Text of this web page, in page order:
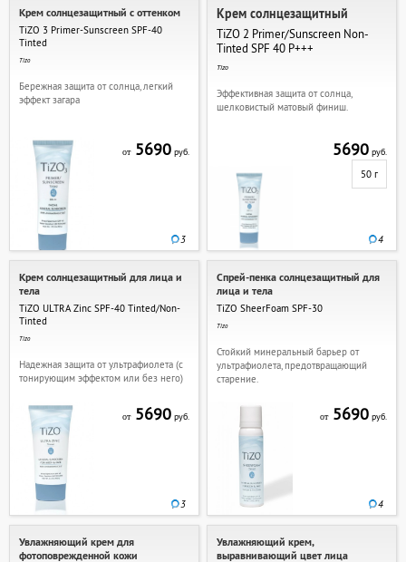
Крем солнцезащитный с оттенком
TiZO 3 Primer-Sunscreen SPF-40
Tinted
Tizo
Бережная защита от солнца, легкий
эффект загара
от5690руб.
3
Крем солнцезащитный
TiZO 2 Primer/Sunscreen Non-
Tinted SPF 40 P+++
Tizo
Эффективная защита от солнца,
шелковистый матовый финиш.
5690руб.
50 г
4
Крем солнцезащитный для лица и
тела
TiZO ULTRA Zinc SPF-40 Tinted/Non-
Tinted
Tizo
Надежная защита от ультрафиолета (с
тонирующим эффектом или без него)
от5690руб.
3
Спрей-пенка солнцезащитный для
лица и тела
TiZO SheerFoam SPF-30
Tizo
Стойкий минеральный барьер от
ультрафиолета, предотвращающий
старение.
от5690руб.
4
Увлажняющий крем для
фотоповрежденной кожи
Увлажняющий крем,
выравнивающий цвет лица